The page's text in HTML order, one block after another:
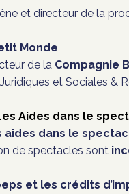
et directeur de la
Monde
de la Compagnie
et Sociales &
Aides dans le
aides dans le
de spectacles sont
et les crédits